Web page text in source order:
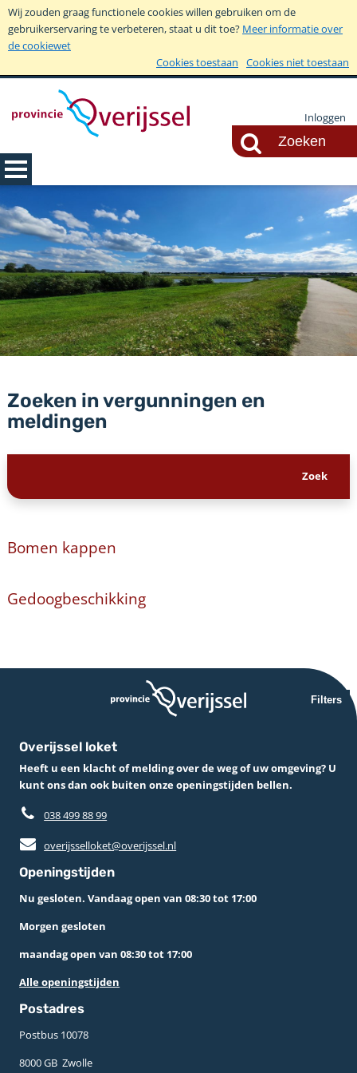
Wij zouden graag functionele cookies willen gebruiken om de
gebruikerservaring te verbeteren, staat u dit toe? Meer informatie over
de cookiewet
Cookies toestaan
Cookies niet toestaan
Inloggen
Zoeken in vergunningen en
meldingen
Bomen kappen
Gedoogbeschikking
Filters
Overijssel loket
Heeft u een klacht of melding over de weg of uw omgeving? U
kunt ons dan ook buiten onze openingstijden bellen.
038 499 88 99
overijsselloket@overijssel.nl
Openingstijden
Nu gesloten. Vandaag open van 08:30 tot 17:00
Morgen gesloten
maandag open van 08:30 tot 17:00
Alle openingstijden
Postadres
Postbus 10078 ­
8000 GB ­ Zwolle